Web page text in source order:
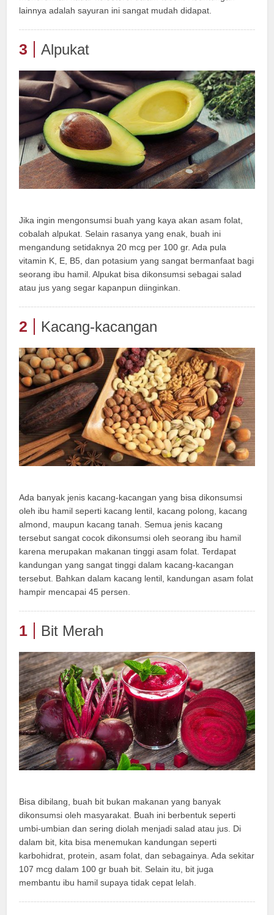
lainnya adalah sayuran ini sangat mudah didapat.
3 Alpukat
Jika ingin mengonsumsi buah yang kaya akan asam folat,
cobalah alpukat. Selain rasanya yang enak, buah ini
mengandung setidaknya 20 mcg per 100 gr. Ada pula
vitamin K, E, B5, dan potasium yang sangat bermanfaat bagi
seorang ibu hamil. Alpukat bisa dikonsumsi sebagai salad
atau jus yang segar kapanpun diinginkan.
2 Kacang-kacangan
Ada banyak jenis kacang-kacangan yang bisa dikonsumsi
oleh ibu hamil seperti kacang lentil, kacang polong, kacang
almond, maupun kacang tanah. Semua jenis kacang
tersebut sangat cocok dikonsumsi oleh seorang ibu hamil
karena merupakan makanan tinggi asam folat. Terdapat
kandungan yang sangat tinggi dalam kacang-kacangan
tersebut. Bahkan dalam kacang lentil, kandungan asam folat
hampir mencapai 45 persen.
1 Bit Merah
Bisa dibilang, buah bit bukan makanan yang banyak
dikonsumsi oleh masyarakat. Buah ini berbentuk seperti
umbi-umbian dan sering diolah menjadi salad atau jus. Di
dalam bit, kita bisa menemukan kandungan seperti
karbohidrat, protein, asam folat, dan sebagainya. Ada sekitar
107 mcg dalam 100 gr buah bit. Selain itu, bit juga
membantu ibu hamil supaya tidak cepat lelah.